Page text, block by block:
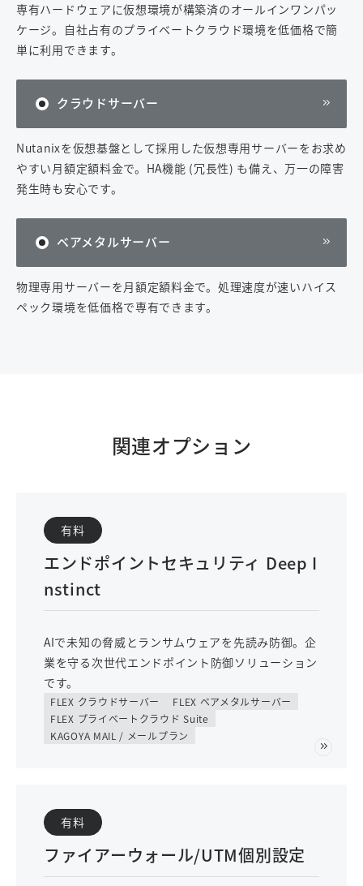
専有ハードウェアに仮想環境が構築済のオールインワンパッ
ケージ。自社占有のプライベートクラウド環境を低価格で簡
単に利用できます。
クラウドサーバー
Nutanixを仮想基盤として採用した仮想専用サーバーをお求め
やすい月額定額料金で。HA機能 (冗長性) も備え、万一の障害
発生時も安心です。
ベアメタルサーバー
物理専用サーバーを月額定額料金で。処理速度が速いハイス
ペック環境を低価格で専有できます。
関連オプション
有料
エンドポイントセキュリティ Deep I
nstinct
AIで未知の脅威とランサムウェアを先読み防御。企
業を守る次世代エンドポイント防御ソリューション
です。
FLEX クラウドサーバー
FLEX ベアメタルサーバー
FLEX プライベートクラウド Suite
KAGOYA MAIL / メールプラン
有料
ファイアーウォール/UTM個別設定